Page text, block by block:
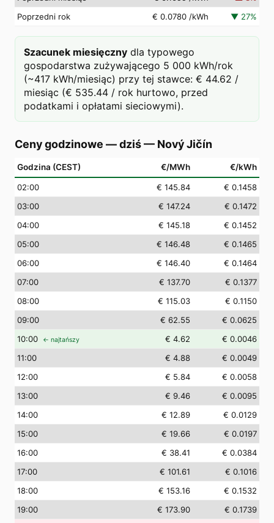
Poprzedni rok
€ 0.0780 /kWh ▼ 27%
Szacunek miesięczny dla typowego
gospodarstwa zużywającego 5 000 kWh/rok
(~417 kWh/miesiąc) przy tej stawce: € 44.62 /
miesiąc (€ 535.44 / rok hurtowo, przed
podatkami i opłatami sieciowymi).
Ceny godzinowe — dziś— Nový Jičín
Godzina (CEST) €/MWh €/kWh
02:00 € 145.84
€ 0.1458
03:00 € 147.24
€ 0.1472
04:00 € 145.18
€ 0.1452
05:00 € 146.48
€ 0.1465
06:00 € 146.40
€ 0.1464
07:00 € 137.70
€ 0.1377
08:00 € 115.03
€ 0.1150
09:00 € 62.55
€ 0.0625
10:00 ← najtańszy € 4.62
€ 0.0046
11:00 € 4.88
€ 0.0049
12:00 € 5.84
€ 0.0058
13:00 € 9.46
€ 0.0095
14:00 € 12.89
€ 0.0129
15:00 € 19.66
€ 0.0197
16:00 € 38.41
€ 0.0384
17:00 € 101.61
€ 0.1016
18:00 € 153.16
€ 0.1532
19:00 € 173.90
€ 0.1739